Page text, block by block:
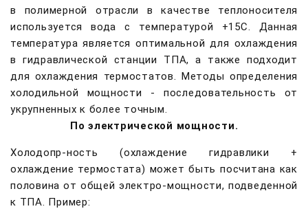
в полимерной отрасли в качестве теплоносителя
используется вода с температурой +15С. Данная
температура является оптимальной для охлаждения
в гидравлической станции ТПА, а также подходит
для охлаждения термостатов. Методы определения
холодильной мощности - последовательность от
укрупненных к более точным.
По электрической мощности.
Холодопр-ность (охлаждение гидравлики +
охлаждение термостата) может быть посчитана как
половина от общей электро-мощности, подведенной
к ТПА. Пример: